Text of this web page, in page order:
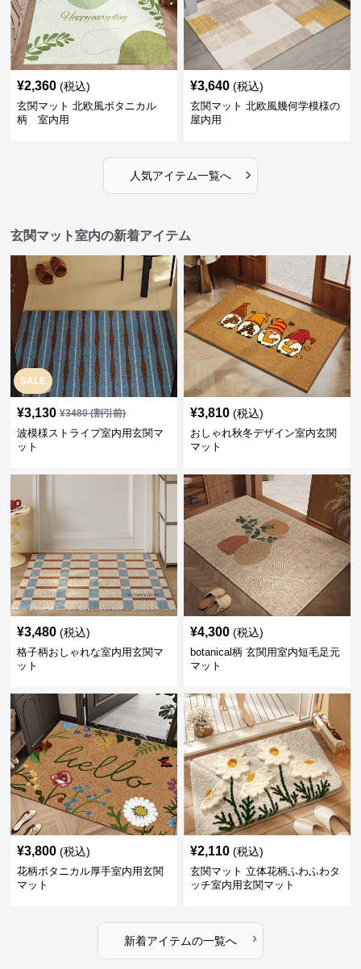
¥2,360 (税込)
玄関マット 北欧風ボタニカル
柄 室内用
¥3,640 (税込)
玄関マット 北欧風幾何学模様の
屋内用
人気アイテム一覧へ ›
玄関マット室内の新着アイテム
SALE
¥3,130 ¥3480(割引前)
波模様ストライプ室内用玄関マ
ット
¥3,810 (税込)
おしゃれ秋冬デザイン室内玄関
マット
¥3,480 (税込)
格子柄おしゃれな室内用玄関マ
ット
¥4,300 (税込)
botanical柄 玄関用室内短毛足元
マット
¥3,800 (税込)
花柄ボタニカル厚手室内用玄関
マット
¥2,110 (税込)
玄関マット 立体花柄ふわふわタ
ッチ室内用玄関マット
新着アイテムの一覧へ ›